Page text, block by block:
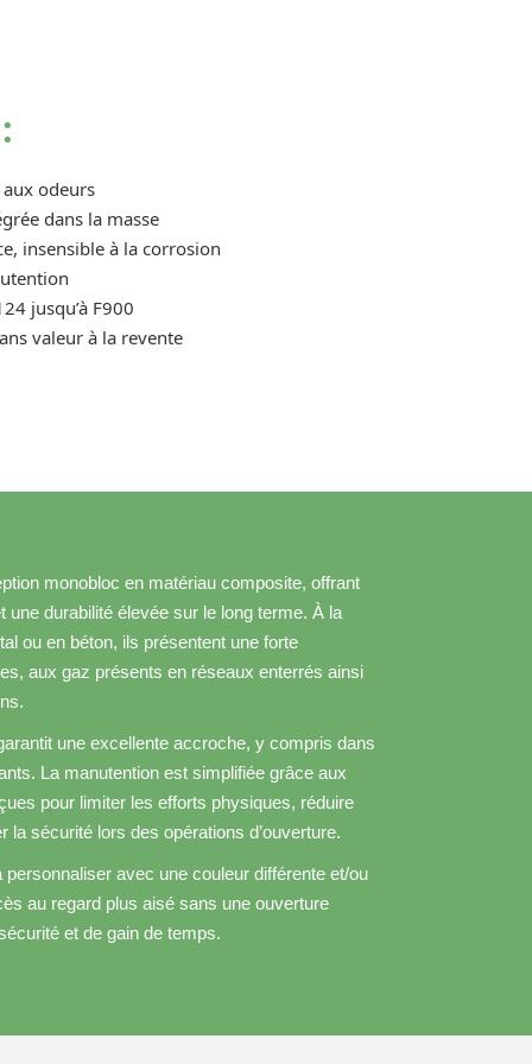
aux odeurs
dans la masse
insensible à la corrosion
jusqu’à F900
valeur à la revente
monobloc en matériau composite, offrant
une durabilité élevée sur le long terme. À la
ou en béton, ils présentent une forte
aux gaz présents en réseaux enterrés ainsi
une excellente accroche, y compris dans
La manutention est simplifiée grâce aux
pour limiter les efforts physiques, réduire
la sécurité lors des opérations d’ouverture.
avec une couleur différente et/ou
au regard plus aisé sans une ouverture
et de gain de temps.